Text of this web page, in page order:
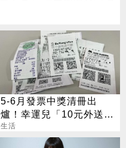
5-6月發票中獎清冊出
爐！幸運兒「10元外送
費」抱走千萬大獎
生活